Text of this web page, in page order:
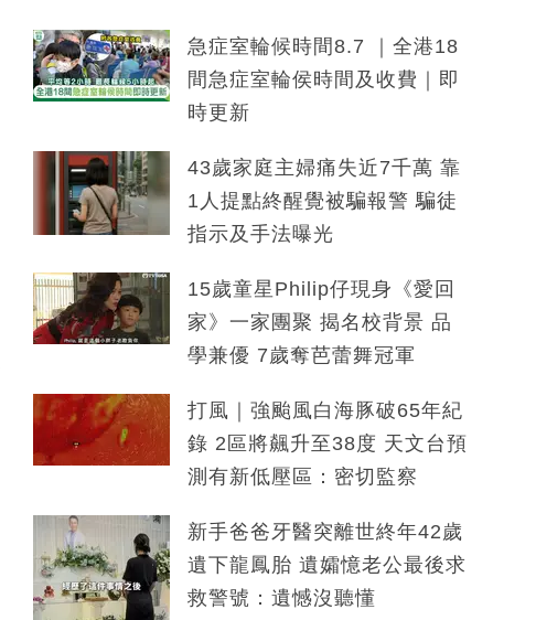
急症室輪候時間8.7 ｜全港18
間急症室輪侯時間及收費｜即
時更新
43歲家庭主婦痛失近7千萬 靠
1人提點終醒覺被騙報警 騙徒
指示及手法曝光
15歲童星Philip仔現身《愛回
家》一家團聚 揭名校背景 品
學兼優 7歲奪芭蕾舞冠軍
打風｜強颱風白海豚破65年紀
錄 2區將飆升至38度 天文台預
測有新低壓區：密切監察
新手爸爸牙醫突離世終年42歲
遺下龍鳳胎 遺孀憶老公最後求
救警號：遺憾沒聽懂